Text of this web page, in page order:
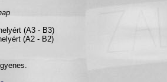
(A3 - B3)
(A2 - B2)